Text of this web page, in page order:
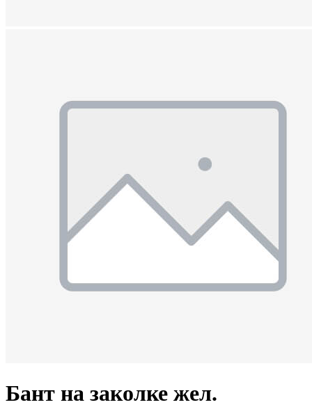
Бант на заколке жел.